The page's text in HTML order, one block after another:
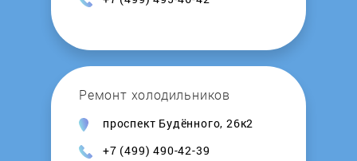
LOFRA
Lui lEspresso
LUMME
Ремонт холодильников
проспект Будённого, 26к2
+7 (499) 490-42-39